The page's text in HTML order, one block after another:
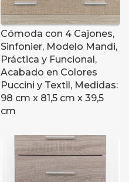
Cómoda con 4 Cajones,
Sinfonier, Modelo Mandi,
Práctica y Funcional,
Acabado en Colores
Puccini y Textil, Medidas:
98 cm x 81,5 cm x 39,5
cm